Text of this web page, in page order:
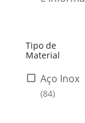
Tipo de
Material
Aço Inox
(84)